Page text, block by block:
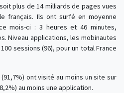
plus de 14 milliards de pages vues
français. Ils ont surfé en moyenne
mois-ci : 3 heures et 46 minutes,
Niveau applications, les mobinautes
sessions (96), pour un total France
ont visité au moins un site sur
au moins une application.